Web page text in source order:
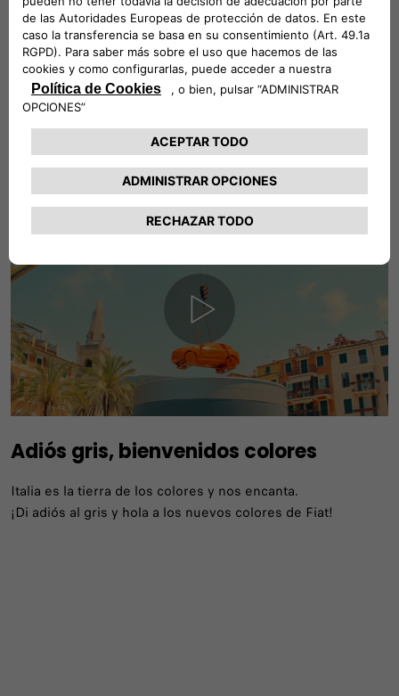
en el corazón de Fiat, subrayando la importancia de volver a
los orígenes.
Adiós gris, bienvenidos colores
Italia es la tierra de los colores y nos encanta.
¡Di adiós al gris y hola a los nuevos colores de Fiat!